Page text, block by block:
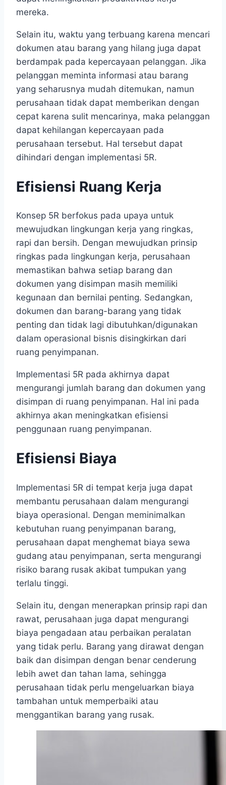
mereka.
Selain itu, waktu yang terbuang karena mencari
dokumen atau barang yang hilang juga dapat
berdampak pada kepercayaan pelanggan. Jika
pelanggan meminta informasi atau barang
yang seharusnya mudah ditemukan, namun
perusahaan tidak dapat memberikan dengan
cepat karena sulit mencarinya, maka pelanggan
dapat kehilangan kepercayaan pada
perusahaan tersebut. Hal tersebut dapat
dihindari dengan implementasi 5R.
Efisiensi Ruang Kerja
Konsep 5R berfokus pada upaya untuk
mewujudkan lingkungan kerja yang ringkas,
rapi dan bersih. Dengan mewujudkan prinsip
ringkas pada lingkungan kerja, perusahaan
memastikan bahwa setiap barang dan
dokumen yang disimpan masih memiliki
kegunaan dan bernilai penting. Sedangkan,
dokumen dan barang-barang yang tidak
penting dan tidak lagi dibutuhkan/digunakan
dalam operasional bisnis disingkirkan dari
ruang penyimpanan.
Implementasi 5R pada akhirnya dapat
mengurangi jumlah barang dan dokumen yang
disimpan di ruang penyimpanan. Hal ini pada
akhirnya akan meningkatkan efisiensi
penggunaan ruang penyimpanan.
Efisiensi Biaya
Implementasi 5R di tempat kerja juga dapat
membantu perusahaan dalam mengurangi
biaya operasional. Dengan meminimalkan
kebutuhan ruang penyimpanan barang,
perusahaan dapat menghemat biaya sewa
gudang atau penyimpanan, serta mengurangi
risiko barang rusak akibat tumpukan yang
terlalu tinggi.
Selain itu, dengan menerapkan prinsip rapi dan
rawat, perusahaan juga dapat mengurangi
biaya pengadaan atau perbaikan peralatan
yang tidak perlu. Barang yang dirawat dengan
baik dan disimpan dengan benar cenderung
lebih awet dan tahan lama, sehingga
perusahaan tidak perlu mengeluarkan biaya
tambahan untuk memperbaiki atau
menggantikan barang yang rusak.